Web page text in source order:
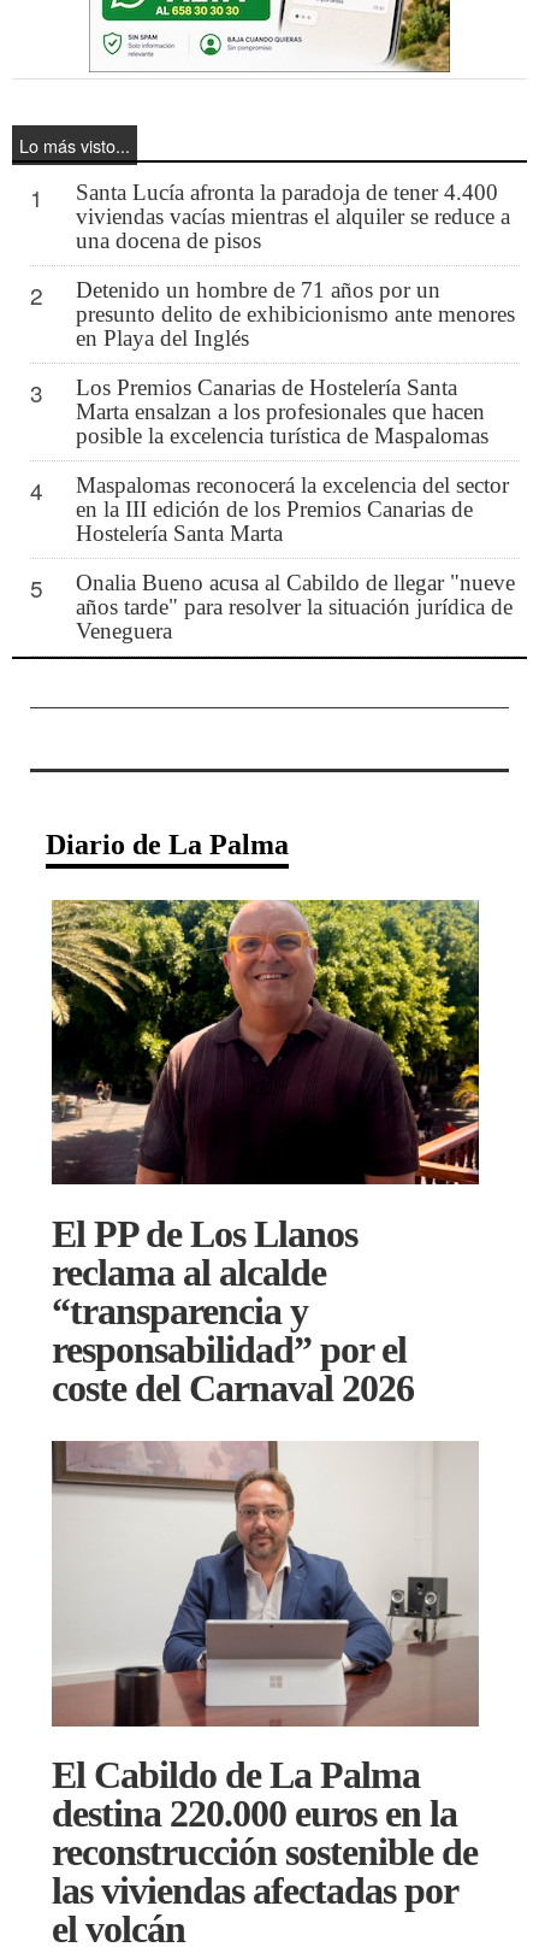
Lo más visto...
1
Santa Lucía afronta la paradoja de tener 4.400
viviendas vacías mientras el alquiler se reduce a
una docena de pisos
2
Detenido un hombre de 71 años por un
presunto delito de exhibicionismo ante menores
en Playa del Inglés
3
Los Premios Canarias de Hostelería Santa
Marta ensalzan a los profesionales que hacen
posible la excelencia turística de Maspalomas
4
Maspalomas reconocerá la excelencia del sector
en la III edición de los Premios Canarias de
Hostelería Santa Marta
5
Onalia Bueno acusa al Cabildo de llegar "nueve
años tarde" para resolver la situación jurídica de
Veneguera
Diario de La Palma
El PP de Los Llanos
reclama al alcalde
“transparencia y
responsabilidad” por el
coste del Carnaval 2026
El Cabildo de La Palma
destina 220.000 euros en la
reconstrucción sostenible de
las viviendas afectadas por
el volcán